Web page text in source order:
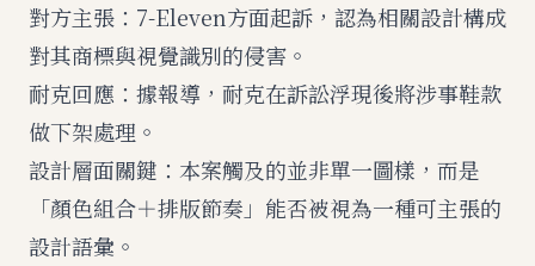
對方主張：7-Eleven方面起訴，認為相關設計構成
對其商標與視覺識別的侵害。
耐克回應：據報導，耐克在訴訟浮現後將涉事鞋款
做下架處理。
設計層面關鍵：本案觸及的並非單一圖樣，而是
「顏色組合＋排版節奏」能否被視為一種可主張的
設計語彙。